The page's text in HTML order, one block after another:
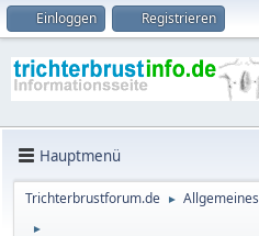
Einloggen Registrieren
Hauptmenü
Trichterbrustforum.de ► Allgemeines
►